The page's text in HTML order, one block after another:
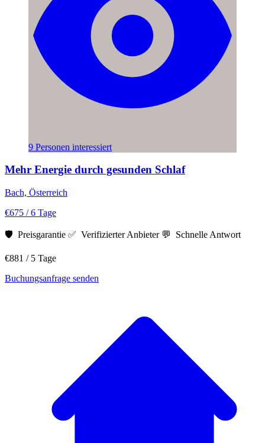
9 Personen interessiert
Mehr Energie durch gesunden Schlaf
Bach, Österreich
€675 / 6 Tage
🛡️ Preisgarantie ✅ Verifizierter Anbieter 💬 Schnelle Antwort
€881 / 5 Tage
Buchungsanfrage senden